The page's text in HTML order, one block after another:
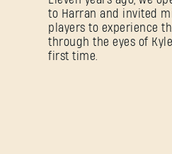
to Harran and invited
players to experience
through the eyes of
first time.